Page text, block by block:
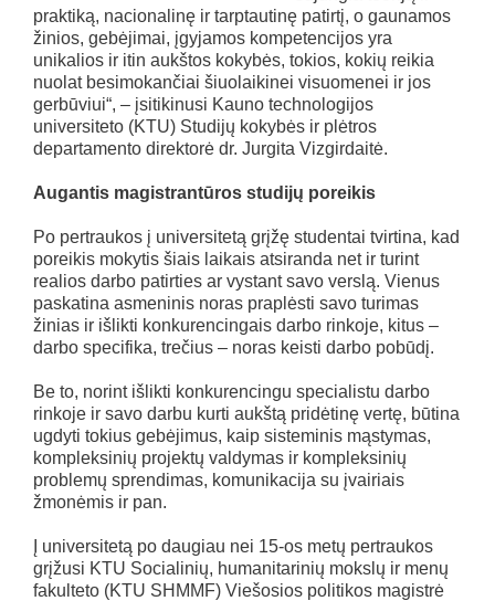
praktiką, nacionalinę ir tarptautinę patirtį, o gaunamos
žinios, gebėjimai, įgyjamos kompetencijos yra
unikalios ir itin aukštos kokybės, tokios, kokių reikia
nuolat besimokančiai šiuolaikinei visuomenei ir jos
gerbūviui“, – įsitikinusi Kauno technologijos
universiteto (KTU) Studijų kokybės ir plėtros
departamento direktorė dr. Jurgita Vizgirdaitė.
Augantis magistrantūros studijų poreikis
Po pertraukos į universitetą grįžę studentai tvirtina, kad
poreikis mokytis šiais laikais atsiranda net ir turint
realios darbo patirties ar vystant savo verslą. Vienus
paskatina asmeninis noras praplėsti savo turimas
žinias ir išlikti konkurencingais darbo rinkoje, kitus –
darbo specifika, trečius – noras keisti darbo pobūdį.
Be to, norint išlikti konkurencingu specialistu darbo
rinkoje ir savo darbu kurti aukštą pridėtinę vertę, būtina
ugdyti tokius gebėjimus, kaip sisteminis mąstymas,
kompleksinių projektų valdymas ir kompleksinių
problemų sprendimas, komunikacija su įvairiais
žmonėmis ir pan.
Į universitetą po daugiau nei 15-os metų pertraukos
grįžusi KTU Socialinių, humanitarinių mokslų ir menų
fakulteto (KTU SHMMF) Viešosios politikos magistrė